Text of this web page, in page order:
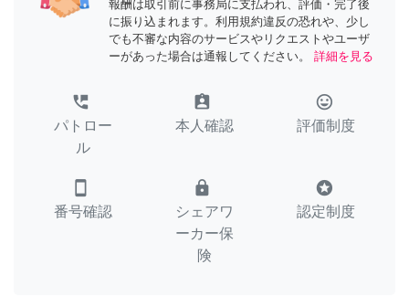
報酬は取引前に事務局に支払われ、評価・完了後
に振り込まれます。利用規約違反の恐れや、少し
でも不審な内容のサービスやリクエストやユーザ
ーがあった場合は通報してください。
詳細を見る
perm_phone_msg
パトロー
ル
assignment_ind
本人確認
tag_faces
評価制度
smartphone
番号確認
lock
シェアワ
ーカー保
険
stars
認定制度